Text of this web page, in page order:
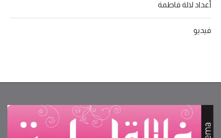
أعداد لالة فاطمة
فيديو